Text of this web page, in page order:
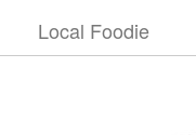
Local Foodie